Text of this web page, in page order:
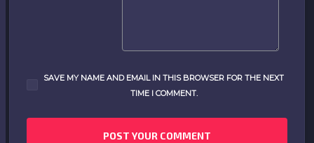
SAVE MY NAME AND EMAIL IN THIS BROWSER FOR THE NEXT
TIME I COMMENT.